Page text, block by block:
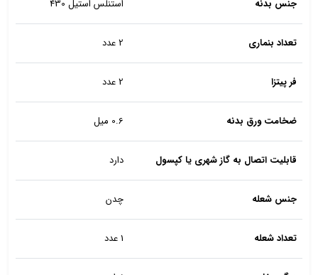
جنس بدنه استنلس استیل 430
تعداد بنماری 2 عدد
فر پیتزا 2 عدد
ضخامت ورق بدنه 0.6 میل
قابلیت اتصال به گاز شهری یا کپسول دارد
جنس شعله چدن
تعداد شعله 1 عدد